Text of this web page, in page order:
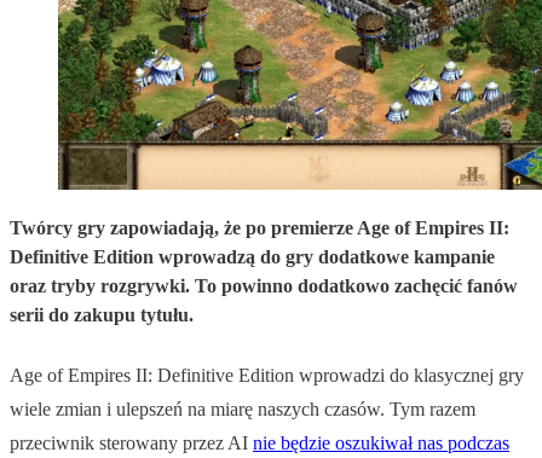
Twórcy gry zapowiadają, że po premierze Age of Empires II:
Definitive Edition wprowadzą do gry dodatkowe kampanie
oraz tryby rozgrywki. To powinno dodatkowo zachęcić fanów
serii do zakupu tytułu.
Age of Empires II: Definitive Edition wprowadzi do klasycznej gry
wiele zmian i ulepszeń na miarę naszych czasów. Tym razem
przeciwnik sterowany przez AI nie będzie oszukiwał nas podczas